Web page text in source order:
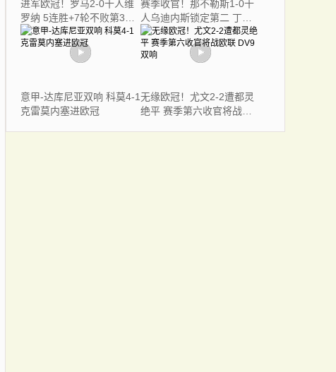
进军欧冠！罗马2-0十人维
罗纳 5连胜+7轮不败第3收
官 迪巴拉2助攻
赛季收官！那不勒斯1-0十
人乌迪内斯锁定第二 丁丁
助攻霍伊伦制胜
意甲-达库尼亚双响 科莫4-1
克雷莫内塞进欧冠
无缘欧冠！尤文2-2遭都灵
绝平 赛季第六收官将战欧